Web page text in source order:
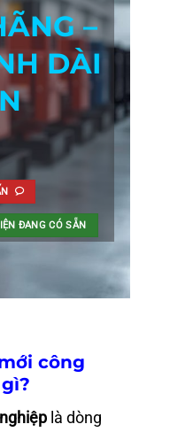
–
DÀI
ĐANG CÓ SẴN
công
là dòng